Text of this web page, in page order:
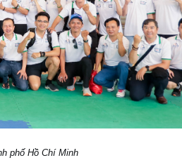
phố Hồ Chí Minh